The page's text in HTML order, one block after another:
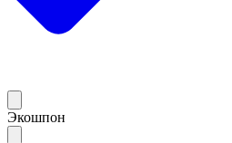
Экошпон